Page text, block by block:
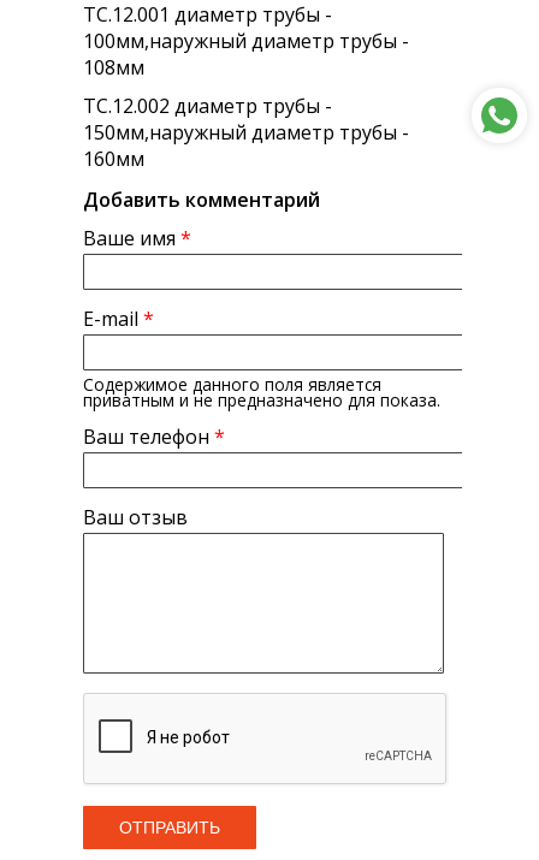
ТС.12.001 диаметр трубы -
100мм,наружный диаметр трубы -
108мм
ТС.12.002 диаметр трубы -
150мм,наружный диаметр трубы -
160мм
Добавить комментарий
Ваше имя *
E-mail *
Содержимое данного поля является
приватным и не предназначено для показа.
Ваш телефон *
Ваш отзыв